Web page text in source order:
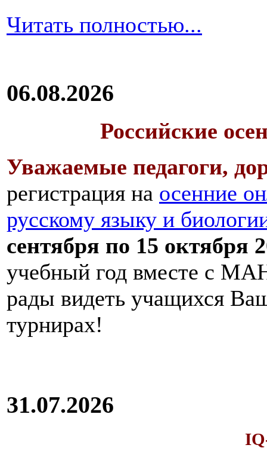
Читать полностью...
06.08.2026
Российские
Уважаемые педагоги,
регистрация на осенние
русскому языку и
сентября по 15 октября
учебный год вместе с
рады видеть учащихся
турнирах!
31.07.2026